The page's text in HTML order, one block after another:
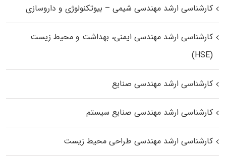
کارشناسی ارشد مهندسی شیمی – بیوتکنولوژی و داروسازی
کارشناسی ارشد مهندسی ایمنی، بهداشت و محیط زیست
(HSE)
کارشناسی ارشد مهندسی صنایع
کارشناسی ارشد مهندسی صنایع سیستم
کارشناسی ارشد مهندسی طراحی محیط زیست